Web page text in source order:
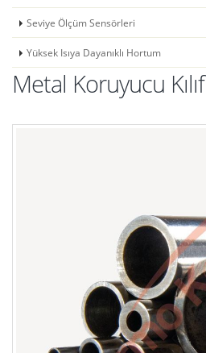
Seviye Ölçüm Sensörleri
Yüksek Isıya Dayanıklı Hortum
Metal Koruyucu